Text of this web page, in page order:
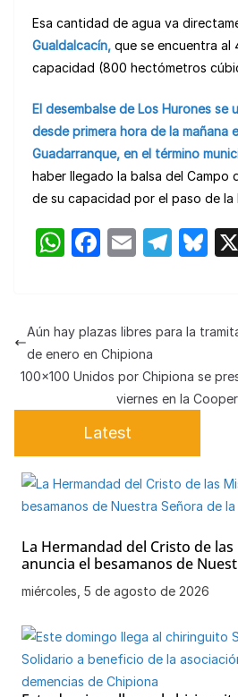
Esa cantidad de agua va
Gualdalcacín, que se encuentra al
capacidad (800 hectómetros
El desembalse de Los Hurones
desde primera hora de la mañana
Guadarranque, en el término
haber llegado la balsa del Campo
de su capacidad por el paso de la
W
s
A
p
p
F
e
b
o
o
k
E
T
gr
m
Bl
s
y
Aún hay plazas libres para la
de enero en Chipiona
100×100 Unidos por Chipiona se
viernes en la
Latest
La Hermandad del Cristo de
anuncia el besamanos de
Soledad
miércoles, 5 de agosto de 2026